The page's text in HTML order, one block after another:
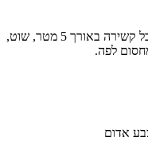
הסט כולל קולר, אזיקים לידיים ולרגליים, חבל קשירה באורך 5 מטר, שוט,
לפה.